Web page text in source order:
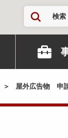
検索
屋外広告物 申